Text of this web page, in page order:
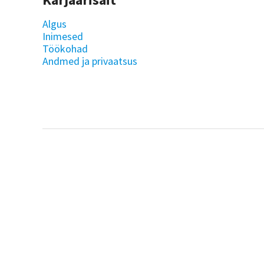
Algus
Inimesed
Töökohad
Andmed ja privaatsus